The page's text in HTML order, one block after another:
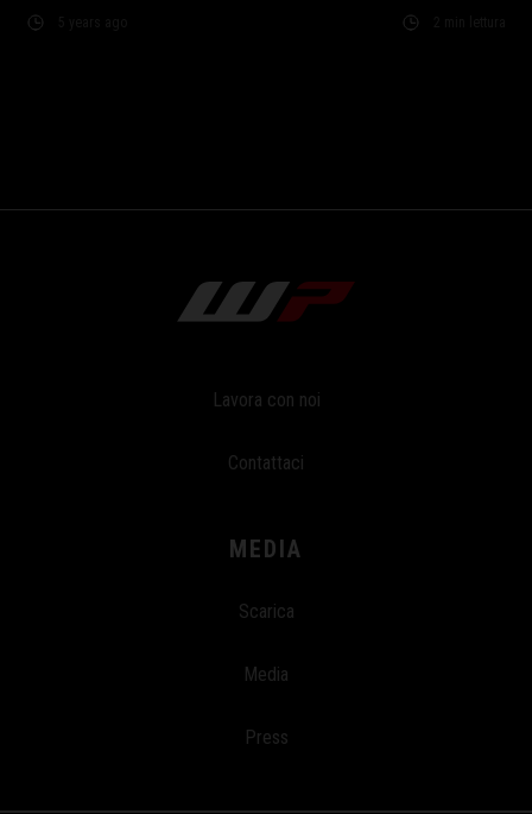
Lavora con noi
Contattaci
MEDIA
Scarica
Media
Press